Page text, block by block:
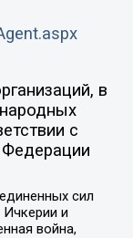
в
с
сил
и
война,